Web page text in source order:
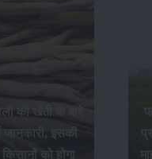
की खेती के बारे
जानकारी, इसकी
को होगा